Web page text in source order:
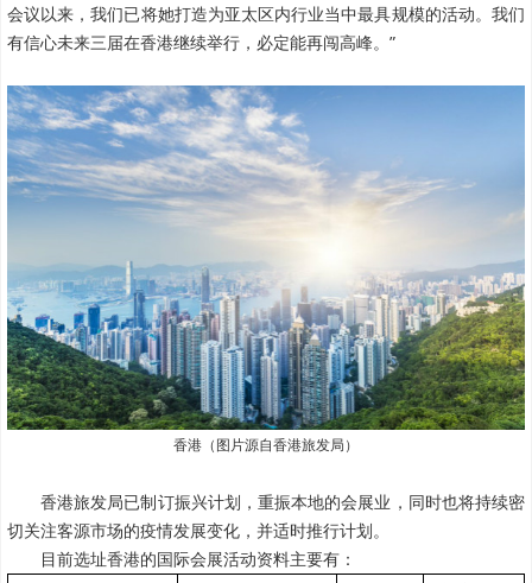
会议以来，我们已将她打造为亚太区内行业当中最具规模的活动。我们
有信心未来三届在香港继续举行，必定能再闯高峰。”
香港（图片源自香港旅发局）
香港旅发局已制订振兴计划，重振本地的会展业，同时也将持续密
切关注客源市场的疫情发展变化，并适时推行计划。
目前选址香港的国际会展活动资料主要有：